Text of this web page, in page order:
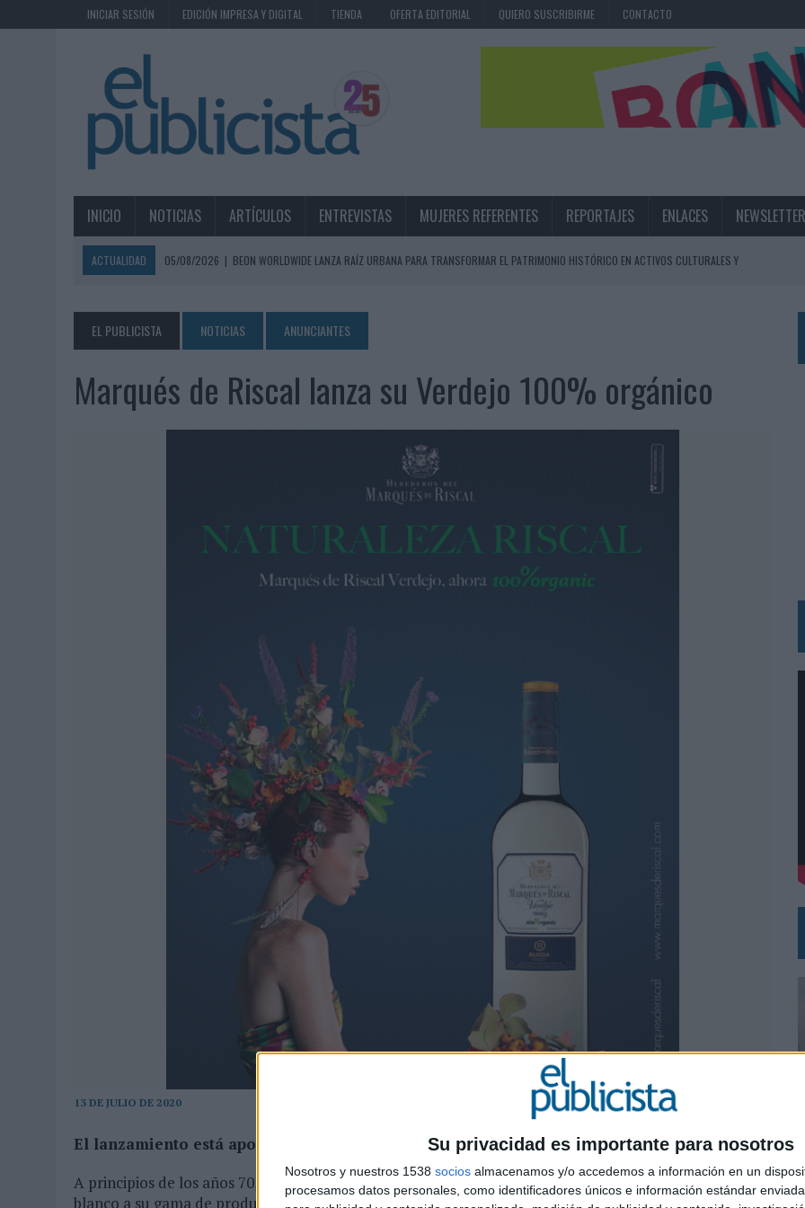
Su privacidad es importante para nosotros
Nosotros y nuestros 1538 socios almacenamos y/o accedemos a información en un
procesamos datos personales, como identificadores únicos e información estándar
INICIAR SESIÓN EDICIÓN IMPRESA Y DIGITAL TIENDA OFERTA EDITORIAL QUIERO SUSCRIBIRME CONTACTO
INICIO NOTICIAS ARTÍCULOS ENTREVISTAS MUJERES REFERENTES REPORTAJES ENLACES NEWSLETTER
ACTUALIDAD 05/08/2026 | BEON WORLDWIDE LANZA RAÍZ URBANA PARA TRANSFORMAR EL PATRIMONIO HISTÓRICO EN ACTIVOS CULTURALES Y
05/08/2026 | LOPESAN HOTELS & RESORTS ACERCA EL PARAÍSO CANARIO EN SU ÚLTIMA CAMPAÑA INTERNACIONAL
05/08/2026
LUIS ARQUILLOS (BURGO DE ARIAS): “LA CONSTRUCCIÓN DE MARCA A LARGO PLAZO Y LA MEDICIÓN SON DOS CARAS DE LA MISMA
MONEDA”
‘LA ÚNICA CERVEZA DEL MUNDO QUE SE DISFRUTA DOS VECES’, DE INUSUALY PARA CERVEZA CAPAZ
‘EL FÚTBOL SIN LAS PERSONAS’, DE DENTSU CREATIVE PARA ORANGE
CAPAZ, LA CERVEZA QUE CONVIERTE CADA BOTELLA EN UNA OPORTUNIDAD DE INCLUSIÓN
BABARIA Y MAXIBON SON ‘EL MATCH PERFECTO DEL VERANO’
AUDIBLE REIVINDICA EL PODER TRANSFORMADOR DEL AUDIO EN SU NUEVA CAMPAÑA GLOBAL DE MARCA
MOVISTAR APELA A LA ILUSIÓN DE LAS AFICIONES PARA EL REGRESO DEL FÚTBOL
EL REAL BETIS INVITA A LOS AFICIONADOS A DISEÑAR SU PRÓXIMA CAMISETA FOREVER GREEN
KFC CONVIERTE LOS UBER EN UN HOMENAJE AL UNIVERSO DE 'LOS SIMPSON'
BACK MARKET PONE A LA MADRE DE SU FUNDADOR COMO AVAL DE SU CALIDAD
PRESENTADO EL JURADO DE LOS PREMIOS DE MARKETING Y COMUNICACIÓN EN EL SECTOR ASEGURADOR 2026
‘FROZEN DUNKIN’ X CALIPPO®’, AUTOPRODUCCIÓN DE DUNKIN’
MAKING SCIENCE AUMENTA UN 12,8% SUS VENTAS EN EL PRIMER SEMESTRE HASTA LOS 196 MILLONES DE EUROS
WPP MEDIA SUMA A SU EQUIPO A JUAN ANTONIO ORTIZ COMO MEDIA MANAGEMENT & DELIVERY PRESIDENT
LA IA ESTÁ SUBIENDO EL LISTÓN DE LA CREATIVIDAD
EL PUBLICISTA NOTICIAS ANUNCIANTES
Marqués de Riscal lanza su Verdejo 100% orgánico
13 DE JULIO DE 2020
El lanzamiento está apoyado por una campaña realizada por la agencia Aurman
A principios de los años 70, Vinos de los Herederos del Marqués de Riscal decidió añadir un vino
blanco a su gama de productos. Después de dos años eligieron la región de Rueda donde